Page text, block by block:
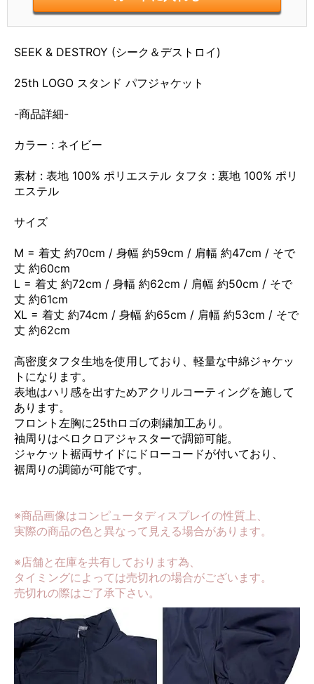
SEEK & DESTROY (シーク＆デストロイ)
25th LOGO スタンド パフジャケット
-商品詳細-
カラー : ネイビー
素材 : 表地 100% ポリエステル タフタ : 裏地 100% ポリ
エステル
サイズ
M = 着丈 約70cm / 身幅 約59cm / 肩幅 約47cm / そで
丈 約60cm
L = 着丈 約72cm / 身幅 約62cm / 肩幅 約50cm / そで
丈 約61cm
XL = 着丈 約74cm / 身幅 約65cm / 肩幅 約53cm / そで
丈 約62cm
高密度タフタ生地を使用しており、軽量な中綿ジャケッ
トになります。
表地はハリ感を出すためアクリルコーティングを施して
あります。
フロント左胸に25thロゴの刺繍加工あり。
袖周りはベロクロアジャスターで調節可能。
ジャケット裾両サイドにドローコードが付いており、
裾周りの調節が可能です。
※商品画像はコンピュータディスプレイの性質上、
実際の商品の色と異なって見える場合があります。
※店舗と在庫を共有しております為、
タイミングによっては売切れの場合がございます。
売切れの際はご了承下さい。